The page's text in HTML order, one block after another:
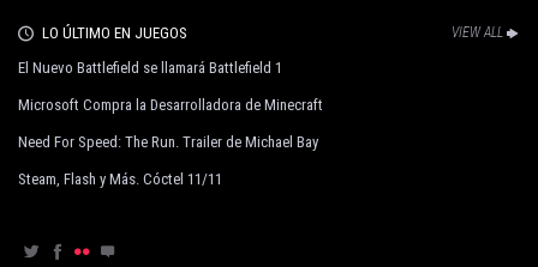
LO ÚLTIMO EN JUEGOS VIEW ALL
El Nuevo Battlefield se llamará Battlefield 1
Microsoft Compra la Desarrolladora de Minecraft
Need For Speed: The Run. Trailer de Michael Bay
Steam, Flash y Más. Cóctel 11/11